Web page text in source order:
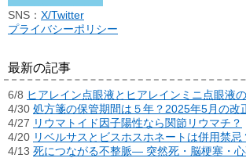
SNS： X/Twitter
プライバシーポリシー
最新の記事
6/8 ヒアレイン点眼液とヒアレインミニ点眼液
4/30 処方箋の保管期間は５年？2025年5月の改
4/27 リウマトイド因子陽性なら関節リウマチ？
4/20 リベルサスとビスホスホネートは併用禁忌
4/13 死につながる不整脈― 突然死・脳梗塞・